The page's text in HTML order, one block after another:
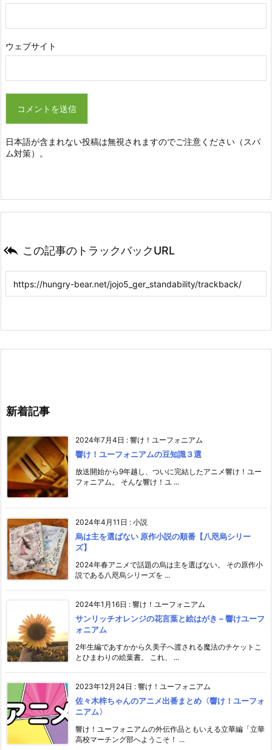
ウェブサイト
日本語が含まれない投稿は無視されますのでご注意ください（スパ
ム対策）。
 この記事のトラックバックURL
新着記事
2024年7月4日 : 響け！ユーフォニアム
響け！ユーフォニアムの豆知識３選
放送開始から9年越し、ついに完結したアニメ響け！ユー
フォニアム。 そんな響け！ユ ...
2024年4月11日 : 小説
烏は主を選ばない 原作小説の順番【八咫烏シリー
ズ】
2024年春アニメで話題の烏は主を選ばない。 その原作小
説である八咫烏シリーズを ...
2024年1月16日 : 響け！ユーフォニアム
サンリッチオレンジの花言葉と絵はがき – 響けユーフ
ォニアム
2年生編であすかから久美子へ渡される魔法のチケットこ
とひまわりの絵葉書。 これ、 ...
2023年12月24日 : 響け！ユーフォニアム
佐々木梓ちゃんのアニメ出番まとめ〈響け！ユーフォ
ニアム〉
響け！ユーフォニアムの外伝作品ともいえる立華編「立華
高校マーチング部へようこそ！ ...